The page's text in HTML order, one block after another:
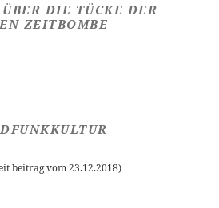
DIE TÜCKE DER
ZEITBOMBE
beitrag vom 23.12.2018)